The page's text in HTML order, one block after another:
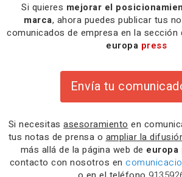
Si quieres mejorar el
marca, ahora puedes publicar tus
comunicados de empresa en la sección
europa press
Envía tu
Si necesitas asesoramiento en
tus notas de prensa o ampliar la
más allá de la página web de europa
contacto con nosotros en